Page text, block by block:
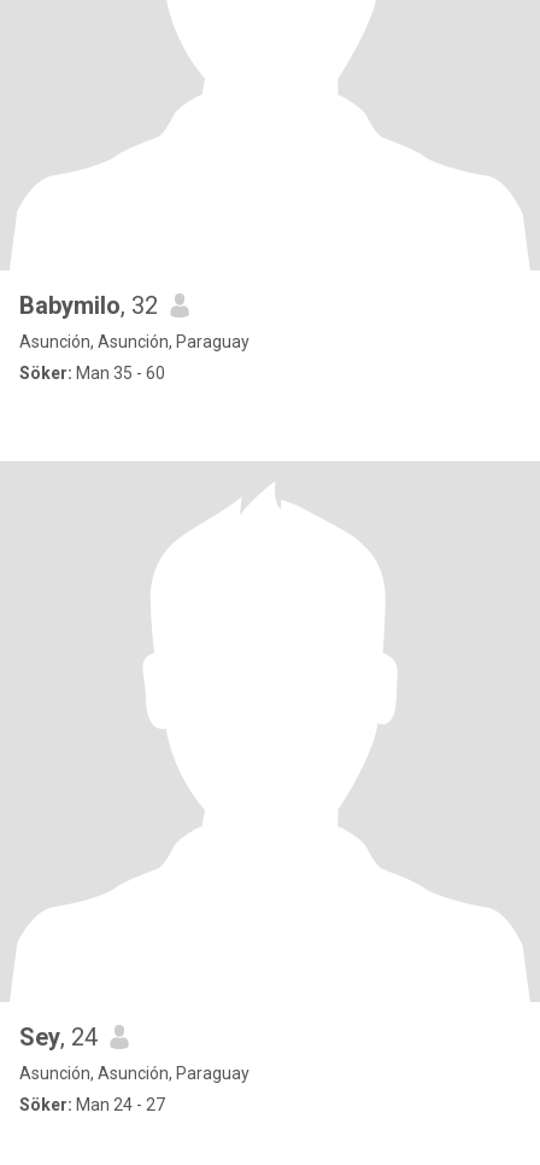
Babymilo, 32
Asunción, Asunción, Paraguay
Söker: Man 35 - 60
Sey, 24
Asunción, Asunción, Paraguay
Söker: Man 24 - 27